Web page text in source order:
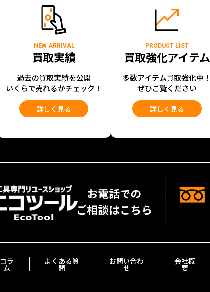
NEW ARRIVAL
買取実績
過去の買取実績を公開
いくらで売れるかチェック！
詳しく見る
PRODUCT LIST
買取強化アイテム
多数アイテム買取強化中！
ぜひご覧ください
詳しく見る
コラ
ム
よくある質
問
お問い合わ
せ
会社概
要